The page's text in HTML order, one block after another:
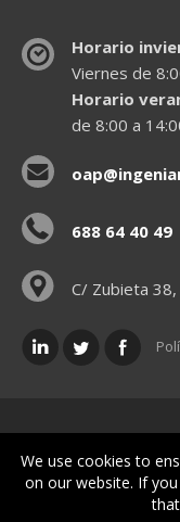
Horario
Viernes de
Horario
de 8:00 a
688 64 40 49
C/ Zubieta
Políticas legales
© Gipuzkoako Industri
We use cookies to
on our website. If